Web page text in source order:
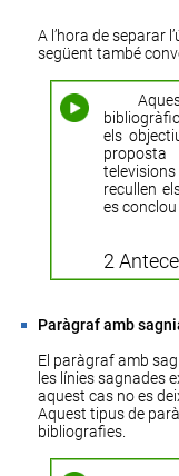
A l’hora de separar
següent també
Aquest
els
recullen
es
2
Paràgraf amb
El paràgraf amb
les línies sagnades
aquest cas no es
Aquest tipus de
bibliografies.